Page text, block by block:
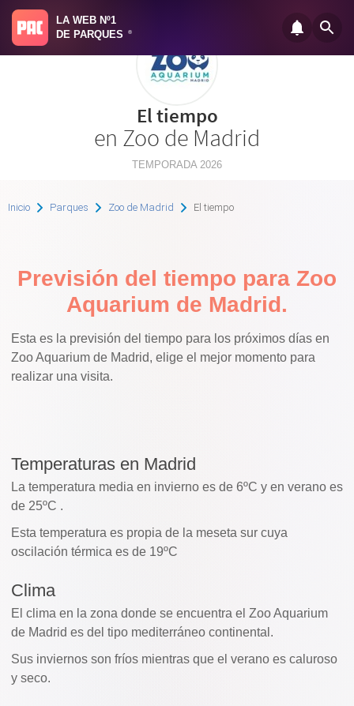
LA WEB Nº1
DE PARQUES
®
El tiempo
en Zoo de Madrid
TEMPORADA 2026
Inicio Parques Zoo de Madrid El tiempo
Previsión del tiempo para Zoo
Aquarium de Madrid.
Esta es la previsión del tiempo para los próximos días en
Zoo Aquarium de Madrid, elige el mejor momento para
realizar una visita.
Temperaturas en Madrid
La temperatura media en invierno es de 6ºC y en verano es
de 25ºC .
Esta temperatura es propia de la meseta sur cuya
oscilación térmica es de 19ºC
Clima
El clima en la zona donde se encuentra el Zoo Aquarium
de Madrid es del tipo mediterráneo continental.
Sus inviernos son fríos mientras que el verano es caluroso
y seco.